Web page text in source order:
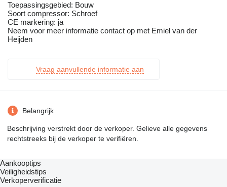
Toepassingsgebied: Bouw
Soort compressor: Schroef
CE markering: ja
Neem voor meer informatie contact op met Emiel van der
Heijden
Vraag aanvullende informatie aan
Belangrijk
Beschrijving verstrekt door de verkoper. Gelieve alle gegevens
rechtstreeks bij de verkoper te verifiëren.
Aankooptips
Veiligheidstips
Verkoperverificatie